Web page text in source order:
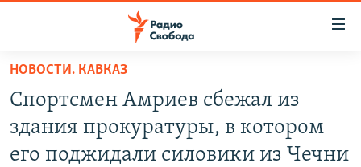
упрощенного
доступа
основному
ПОДКАСТЫ
АВТОРСКИЕ ПРОЕКТЫ
НОВОСТИ. КАВКАЗ
Спортсмен Амриев сбежал из
здания прокуратуры, в котором
его поджидали силовики из Чечни